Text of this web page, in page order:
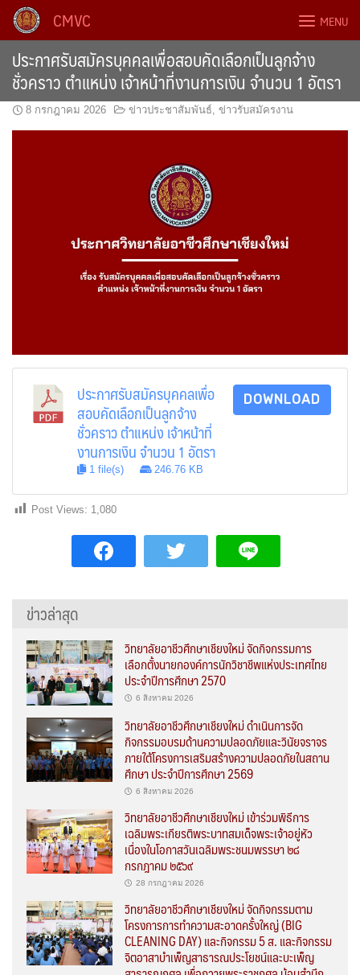
Skip
content
CMVC MENU
ประกาศรับสมัครบุคคลเพื่อสอบคัดเลือกเป็นลูกจ้าง
ชั่วคราว ตำแหน่ง เจ้าหน้าที่งานการเงิน จำนวน 1 อัตรา
8 กรกฎาคม 2026 ข่าวประชาสัมพันธ์, ข่าวรับสมัครงาน
ประกาศรับสมัครบุคคลเพื่อ
สอบคัดเลือกเป็นลูกจ้าง
ชั่วคราว ตำแหน่ง เจ้าหน้าที่
งานการเงิน จำนวน 1 อัตรา
1 file(s) 246.76 KB
DOWNLOAD
Post Views: 1,080
ข่าวล่าสุด
วิทยาลัยอาชีวศึกษาเชียงใหม่ จัดกิจกรรมการ
เลือกตั้งนายกองค์การนักวิชาชีพแห่งประเทศไทย
ประจำปีการศึกษา 2570
6 สิงหาคม 2026
วิทยาลัยอาชีวศึกษาเชียงใหม่ ดำเนินการจัด
กิจกรรมอบรมด้านความปลอดภัยและวินัยจราจร
ภายใต้โครงการเสริมสร้างความปลอดภัยในสถาน
ศึกษา ประจำปีการศึกษา 2569
6 สิงหาคม 2026
วิทยาลัยอาชีวศึกษาเชียงใหม่ เข้าร่วมพิธีการ
เฉลิมพระเกียรติพระบาทสมเด็จพระเจ้าอยู่หัว
เนื่องในโอกาสวันเฉลิมพระชนมพรรษา ๒๘
กรกฎาคม ๒๕๖๙
28 กรกฎาคม 2026
วิทยาลัยอาชีวศึกษาเชียงใหม่ จัดกิจกรรมตาม
โครงการการทำความสะอาดครั้งใหญ่ (BIG
CLEANING DAY) และกิจกรรม 5 ส. และกิจกรรม
จิตอาสาบำเพ็ญสาธารณประโยชน์และบะเพ็ญ